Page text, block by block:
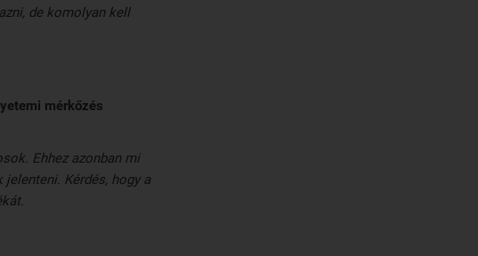
de komolyan kell
mérkőzés
Ehhez azonban mi
Kérdés, hogy a